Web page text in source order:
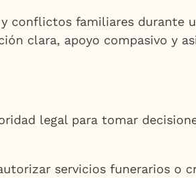
conflictos familiares durante
clara, apoyo compasivo y
legal para tomar
servicios funerarios o